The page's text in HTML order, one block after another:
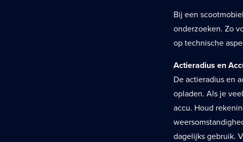
Bij een
onderzoeken. Zo
op technische
Actieradius en
De actieradius en
opladen. Als je
accu. Houd
dagelijks gebruik.